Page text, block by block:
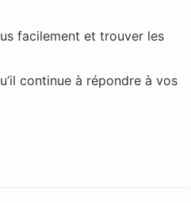
facilement et trouver les
continue à répondre à vos